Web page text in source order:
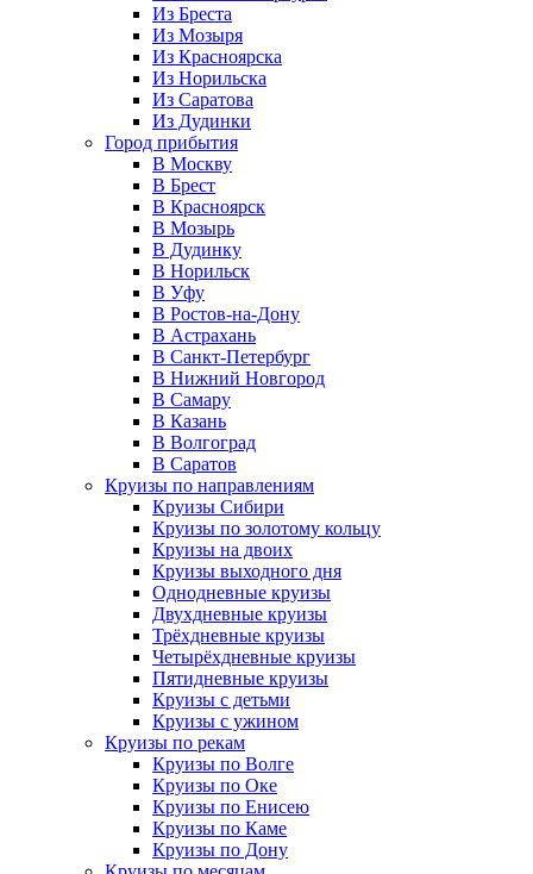
Из Бреста
Из Мозыря
Из Красноярска
Из Норильска
Из Саратова
Из Дудинки
Город прибытия
В Москву
В Брест
В Красноярск
В Мозырь
В Дудинку
В Норильск
В Уфу
В Ростов-на-Дону
В Астрахань
В Санкт-Петербург
В Нижний Новгород
В Самару
В Казань
В Волгоград
В Саратов
Круизы по направлениям
Круизы Сибири
Круизы по золотому кольцу
Круизы на двоих
Круизы выходного дня
Однодневные круизы
Двухдневные круизы
Трёхдневные круизы
Четырёхдневные круизы
Пятидневные круизы
Круизы с детьми
Круизы с ужином
Круизы по рекам
Круизы по Волге
Круизы по Оке
Круизы по Енисею
Круизы по Каме
Круизы по Дону